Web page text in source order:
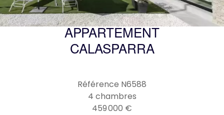
APPARTEMENT
CALASPARRA
Référence N6588
4 chambres
459 000 €